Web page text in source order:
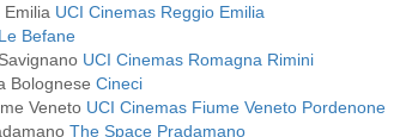
Emilia UCI Cinemas Reggio Emilia
Le Befane
UCI Cinemas Romagna Rimini
Bolognese Cineci
Veneto UCI Cinemas Fiume Veneto Pordenone
The Space Pradamano